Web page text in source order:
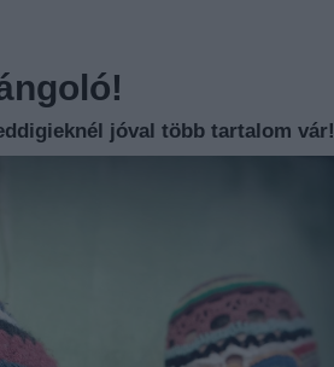
jóval több tartalom vár!